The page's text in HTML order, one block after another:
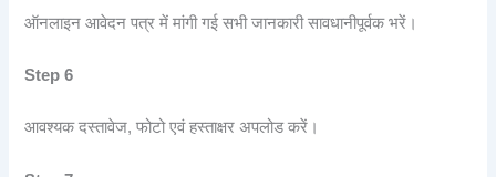
ऑनलाइन आवेदन पत्र में मांगी गई सभी जानकारी सावधानीपूर्वक भरें।
Step 6
आवश्यक दस्तावेज, फोटो एवं हस्ताक्षर अपलोड करें।